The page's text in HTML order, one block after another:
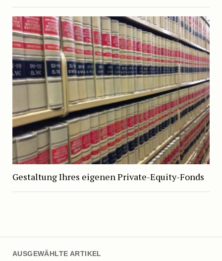
AUSGEWÄHLTE ARTIKEL
Gestaltung Ihres eigenen Private-Equity-Fonds